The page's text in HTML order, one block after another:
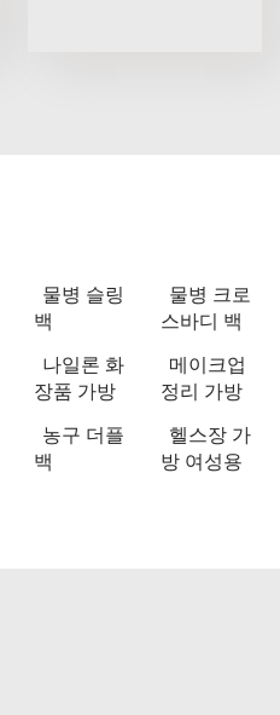
물병 슬링
백
물병 크로
스바디 백
나일론 화
장품 가방
메이크업
정리 가방
농구 더플
백
헬스장 가
방 여성용